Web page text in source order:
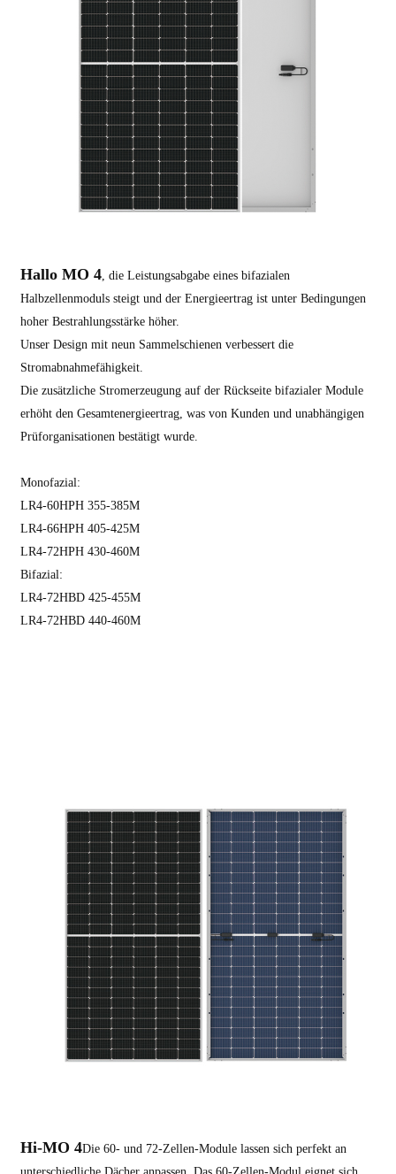
Hallo MO 4 , die Leistungsabgabe eines bifazialen
Halbzellenmoduls steigt und der Energieertrag ist unter Bedingungen
hoher Bestrahlungsstärke höher.
Unser Design mit neun Sammelschienen verbessert die
Stromabnahmefähigkeit.
Die zusätzliche Stromerzeugung auf der Rückseite bifazialer Module
erhöht den Gesamtenergieertrag, was von Kunden und unabhängigen
Prüforganisationen bestätigt wurde.
Monofazial:
LR4-60HPH 355-385M
LR4-66HPH 405-425M
LR4-72HPH 430-460M
Bifazial:
LR4-72HBD 425-455M
LR4-72HBD 440-460M
Hi-MO 4Die 60- und 72-Zellen-Module lassen sich perfekt an